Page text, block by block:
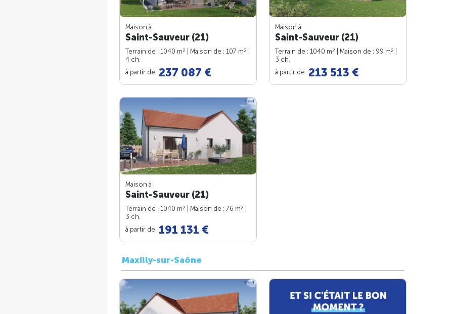
Maison à
Saint-Sauveur (21)
Terrain de : 1040 m2 | Maison de : 107 m2
4 ch.
à partir de 237 087 €
Maison à
Saint-Sauveur (21)
Terrain de : 1040 m2 | Maison de : 99 m2
3 ch.
à partir de 213 513 €
Maison à
Saint-Sauveur (21)
Terrain de : 1040 m2 | Maison de : 76 m2
3 ch.
à partir de 191 131 €
Maxilly-sur-Saône